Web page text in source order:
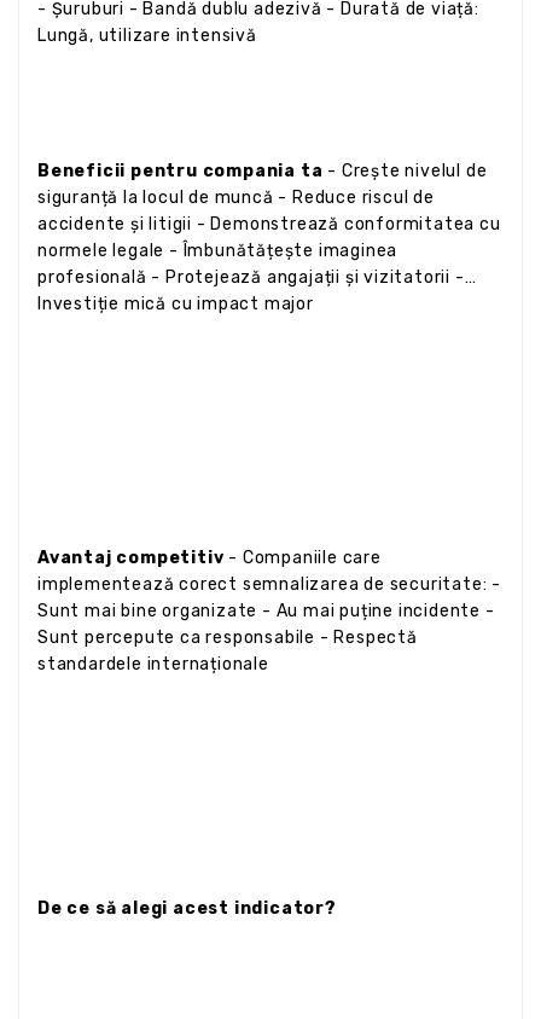
- Șuruburi - Bandă dublu adezivă - Durată de viață:
Lungă, utilizare intensivă
Beneficii pentru compania ta - Crește nivelul de
siguranță la locul de muncă - Reduce riscul de
accidente și litigii - Demonstrează conformitatea cu
normele legale - Îmbunătățește imaginea
profesională - Protejează angajații și vizitatorii -
Investiție mică cu impact major
Avantaj competitiv - Companiile care
implementează corect semnalizarea de securitate: -
Sunt mai bine organizate - Au mai puține incidente -
Sunt percepute ca responsabile - Respectă
standardele internaționale
De ce să alegi acest indicator?